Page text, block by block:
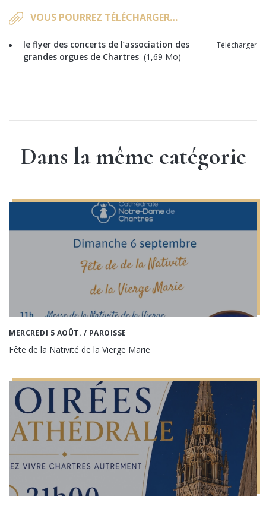
VOUS POURREZ TÉLÉCHARGER…
le flyer des concerts de l’association des
grandes orgues de Chartres (1,69 Mo)
Télécharger
Dans la même catégorie
MERCREDI 5 AOÛT. / PAROISSE
Fête de la Nativité de la Vierge Marie